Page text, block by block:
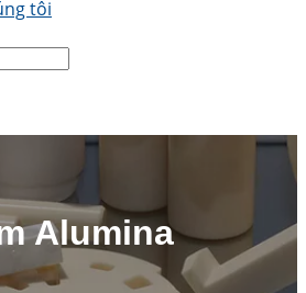
Đĩa gốm
gốm
CeramicsThermal
hóa chất
ElectronicsKỹ thuật cơ khí
tôi
Alumina